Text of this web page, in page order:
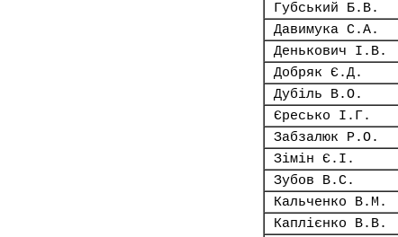
Губський Б.В.
Давимука С.А.
Денькович І.В.
Добряк Є.Д.
Дубіль В.О.
Єресько І.Г.
Забзалюк Р.О.
Зімін Є.І.
Зубов В.С.
Кальченко В.М.
Каплієнко В.В.